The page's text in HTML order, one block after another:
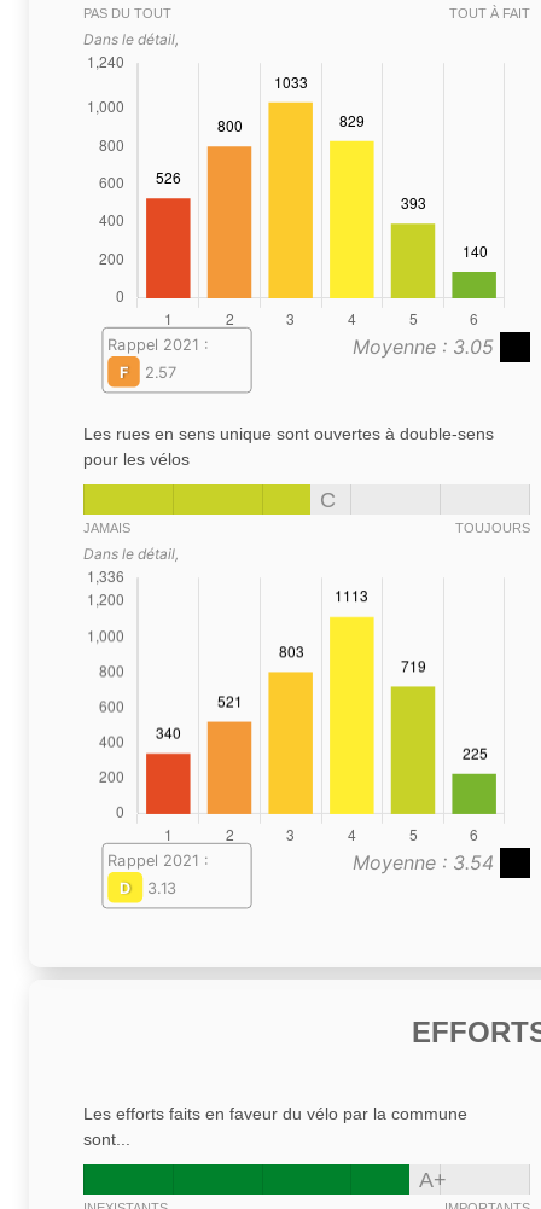
PAS DU TOUT TOUT À FAIT
Dans le détail,
Moyenne : 3.05
Rappel 2021 :
F
2.57
Les rues en sens unique sont ouvertes à double-sens
pour les vélos
C
JAMAIS TOUJOURS
Dans le détail,
Moyenne : 3.54
Rappel 2021 :
D
3.13
Les efforts faits en faveur du vélo par la commune
sont...
A+